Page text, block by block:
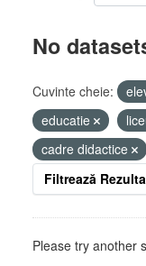
No
Cuvinte cheie:
educatie
cadre didactice
Filtrează
Please try another